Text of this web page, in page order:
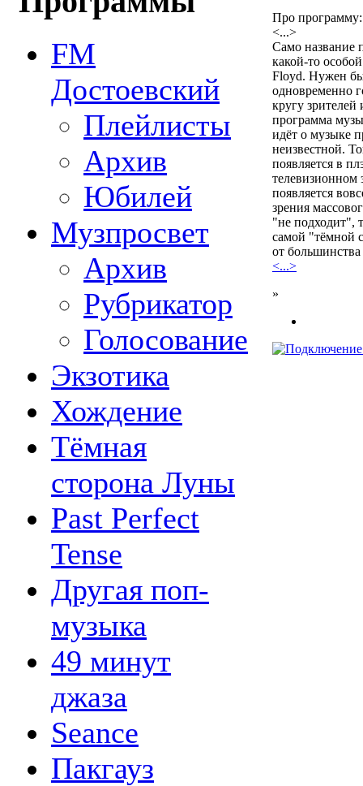
FM
Достоевский
Плейлисты
Архив
Юбилей
Музпросвет
Архив
Рубрикатор
Голосование
Экзотика
Хождение
Тёмная
сторона Луны
Past Perfect
Tense
Другая поп-
музыка
49 минут
джаза
Seance
Пакгауз
Про программу:
<...>
Само название
какой-то
Floyd. Нужен
одновременно
кругу зрителей
программа
идёт о музыке
неизвестной.
появляется в
телевизионном
появляется
зрения
"не подходит",
самой "тёмной
от большинства
<...>
»